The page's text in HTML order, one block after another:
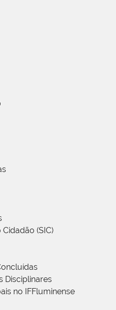
(SIC)
Disciplinares
no IFFluminense